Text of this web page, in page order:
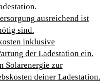
ausreichend ist
sind.
inklusive
der Ladestation ein.
Solarenergie zur
deiner Ladestation.